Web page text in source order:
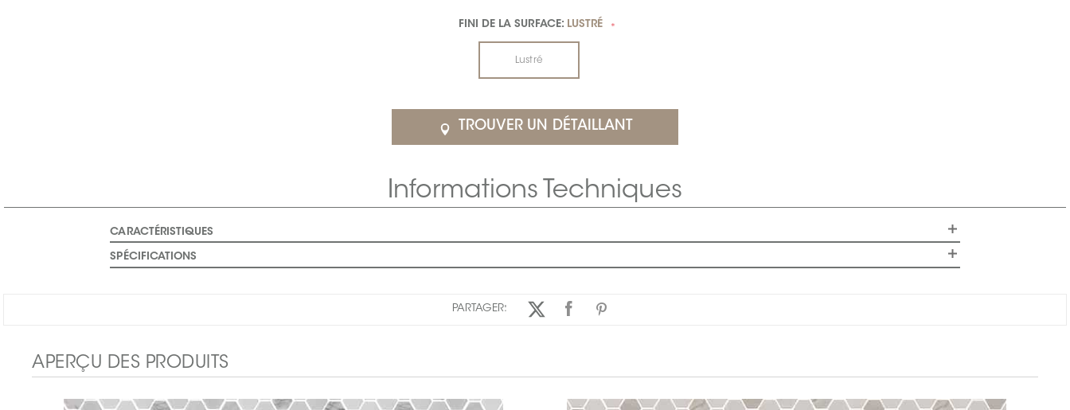
FINI DE LA SURFACE: LUSTRÉ *
Lustré
TROUVER UN DÉTAILLANT
Informations Techniques
CARACTÉRISTIQUES
SPÉCIFICATIONS
PARTAGER:
APERÇU DES PRODUITS